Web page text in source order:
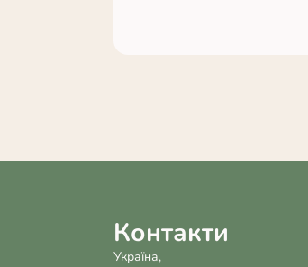
Контакти
Україна,